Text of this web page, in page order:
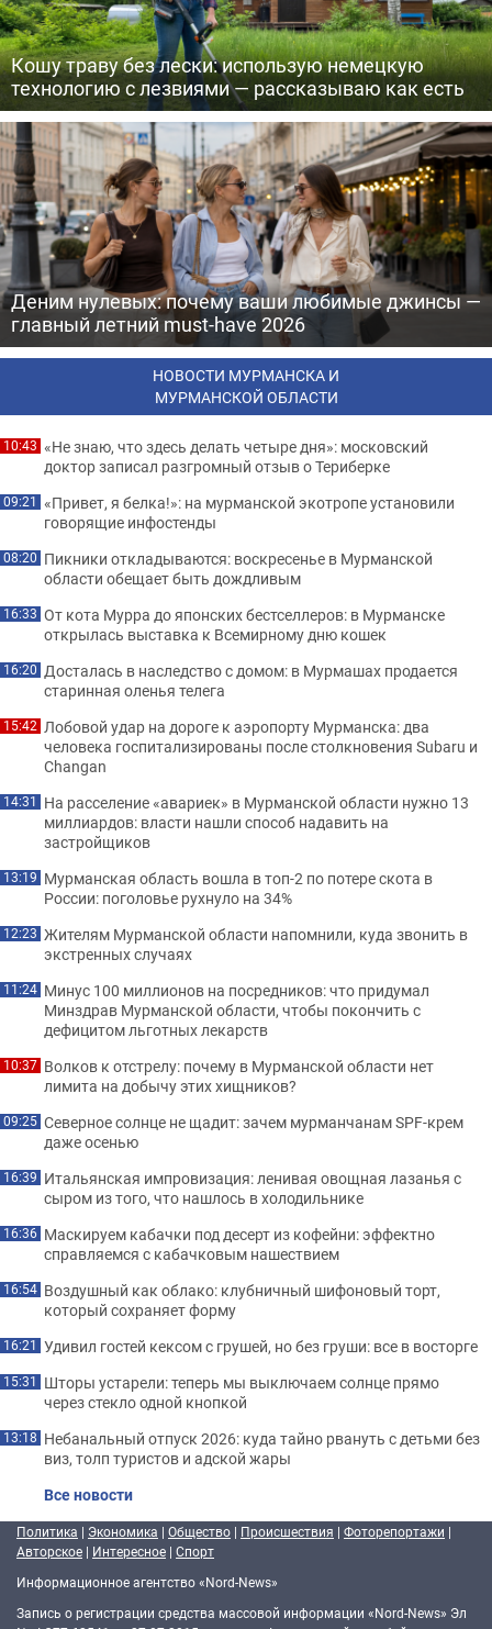
Кошу траву без лески: использую немецкую
технологию с лезвиями — рассказываю как есть
Деним нулевых: почему ваши любимые джинсы —
главный летний must-have 2026
НОВОСТИ МУРМАНСКА И
МУРМАНСКОЙ ОБЛАСТИ
10:43 «Не знаю, что здесь делать четыре дня»: московский
доктор записал разгромный отзыв о Териберке
09:21 «Привет, я белка!»: на мурманской экотропе установили
говорящие инфостенды
08:20 Пикники откладываются: воскресенье в Мурманской
области обещает быть дождливым
16:33 От кота Мурра до японских бестселлеров: в Мурманске
открылась выставка к Всемирному дню кошек
16:20 Досталась в наследство с домом: в Мурмашах продается
старинная оленья телега
15:42 Лобовой удар на дороге к аэропорту Мурманска: два
человека госпитализированы после столкновения Subaru и
Changan
14:31 На расселение «авариек» в Мурманской области нужно 13
миллиардов: власти нашли способ надавить на
застройщиков
13:19 Мурманская область вошла в топ-2 по потере скота в
России: поголовье рухнуло на 34%
12:23 Жителям Мурманской области напомнили, куда звонить в
экстренных случаях
11:24 Минус 100 миллионов на посредников: что придумал
Минздрав Мурманской области, чтобы покончить с
дефицитом льготных лекарств
10:37 Волков к отстрелу: почему в Мурманской области нет
лимита на добычу этих хищников?
09:25 Северное солнце не щадит: зачем мурманчанам SPF-крем
даже осенью
16:39 Итальянская импровизация: ленивая овощная лазанья с
сыром из того, что нашлось в холодильнике
16:36 Маскируем кабачки под десерт из кофейни: эффектно
справляемся с кабачковым нашествием
16:54 Воздушный как облако: клубничный шифоновый торт,
который сохраняет форму
16:21 Удивил гостей кексом с грушей, но без груши: все в восторге
15:31 Шторы устарели: теперь мы выключаем солнце прямо
через стекло одной кнопкой
13:18 Небанальный отпуск 2026: куда тайно рвануть с детьми без
виз, толп туристов и адской жары
Все новости
Политика | Экономика | Общество | Происшествия | Фоторепортажи |
Авторское | Интересное | Спорт
Информационное агентство «Nord-News»
Запись о регистрации средства массовой информации «Nord-News» Эл